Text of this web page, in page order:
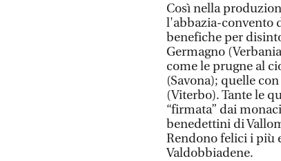
Così nella
l'abbazia-convento
benefiche per
Germagno
come le prugne al
(Savona); quelle
(Viterbo). Tante le
“firmata” dai
benedettini di
Rendono felici i più
Valdobbiadene.